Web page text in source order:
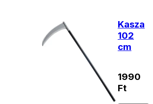
Kasza
102
cm
1990
Ft